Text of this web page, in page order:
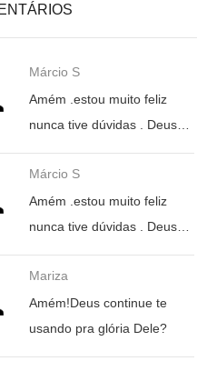
Márcio S
Amém .estou muito feliz
nunca tive dúvidas . Deus…
Márcio S
Amém .estou muito feliz
nunca tive dúvidas . Deus…
Mariza
Amém!Deus continue te
usando pra glória Dele?